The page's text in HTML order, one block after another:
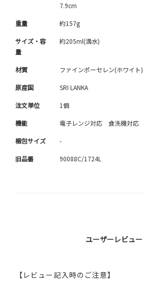
7.9cm
重量 約157g
サイズ・容
量
約205ml(満水)
材質 ファインポーセレン(ホワイト)
原産国 SRI LANKA
注文単位 1個
機能 電子レンジ対応 食洗機対応
梱包サイズ -
旧品番 90088C/1724L
ユーザーレビュー
【レビュー記入時のご注意】